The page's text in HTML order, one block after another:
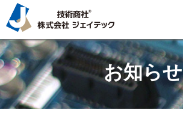
お知らせ